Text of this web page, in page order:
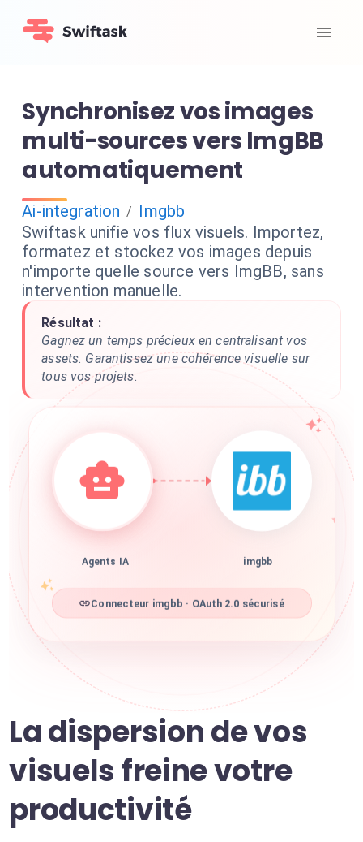
Synchronisez vos images
multi-sources vers ImgBB
automatiquement
Ai-integration / Imgbb
Swiftask unifie vos flux visuels. Importez,
formatez et stockez vos images depuis
n'importe quelle source vers ImgBB, sans
intervention manuelle.
Résultat :
Gagnez un temps précieux en centralisant vos
assets. Garantissez une cohérence visuelle sur
tous vos projets.
Agents IA imgbb
Connecteur imgbb · OAuth 2.0 sécurisé
La dispersion de vos
visuels freine votre
productivité